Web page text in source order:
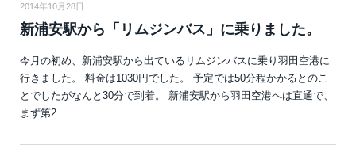
2014年10月28日
新浦安駅から「リムジンバス」に乗りました。
今月の初め、新浦安駅から出ているリムジンバスに乗り羽田空港に
行きました。 料金は1030円でした。 予定では50分程かかるとのこ
とでしたがなんと30分で到着。 新浦安駅から羽田空港へは直通で、
まず第2…